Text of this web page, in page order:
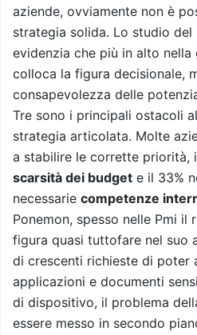
aziende, ovviamente non è
strategia solida. Lo studio del
evidenzia che più in alto nella
colloca la figura decisionale,
consapevolezza delle
Tre sono i principali ostacoli
strategia articolata. Molte
a stabilire le corrette priorità,
scarsità dei budget e il 33%
necessarie competenze
Ponemon, spesso nelle Pmi il
figura quasi tuttofare nel suo
di crescenti richieste di poter
applicazioni e documenti
di dispositivo, il problema
essere messo in secondo